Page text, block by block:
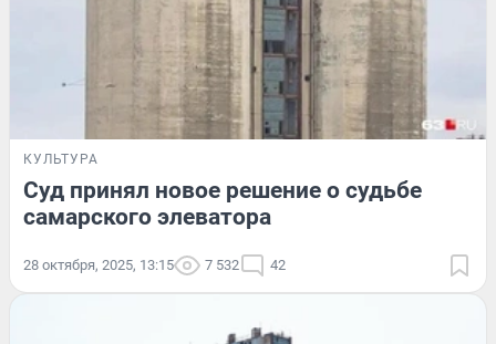
КУЛЬТУРА
Суд принял новое решение о судьбе
самарского элеватора
28 октября, 2025, 13:15 7 532 42